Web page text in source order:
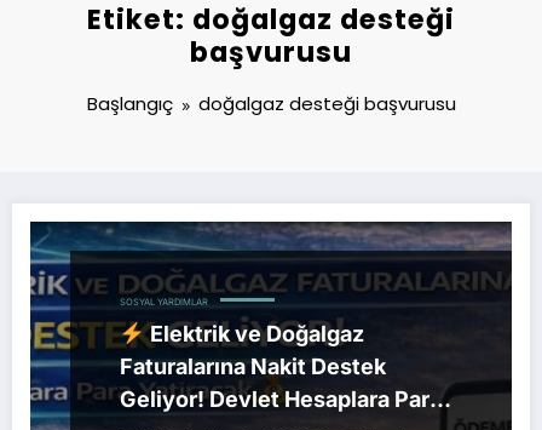
Etiket: doğalgaz desteği
başvurusu
Başlangıç doğalgaz desteği başvurusu
SOSYAL YARDIMLAR
Elektrik ve Doğalgaz
Faturalarına Nakit Destek
Geliyor! Devlet Hesaplara Para